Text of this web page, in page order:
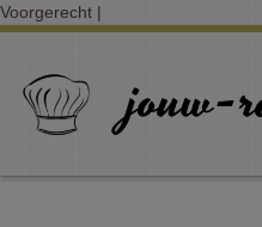
Voorgerecht |